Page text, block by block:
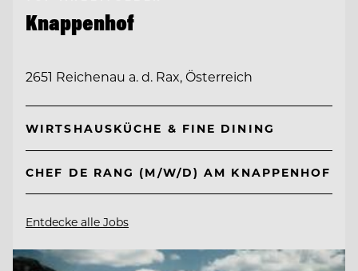
Knappenhof
2651 Reichenau a. d. Rax, Österreich
WIRTSHAUSKÜCHE & FINE DINING
CHEF DE RANG (M/W/D) AM KNAPPENHOF
Entdecke alle Jobs